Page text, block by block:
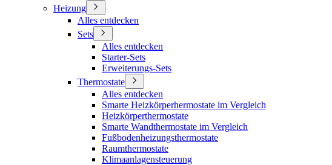
Heizung
Alles entdecken
Sets
Alles entdecken
Starter-Sets
Erweiterungs-Sets
Thermostate
Alles entdecken
Smarte Heizkörperhermostate im Vergleich
Heizkörperthermostate
Smarte Wandthermostate im Vergleich
Fußbodenheizungsthermostate
Raumthermostate
Klimaanlagensteuerung